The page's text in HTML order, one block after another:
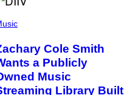
Cole Smith
a Publicly
Music
Library Built